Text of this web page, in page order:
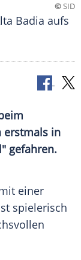
©SID
Badia aufs
erstmals in
gefahren.
einer
spielerisch